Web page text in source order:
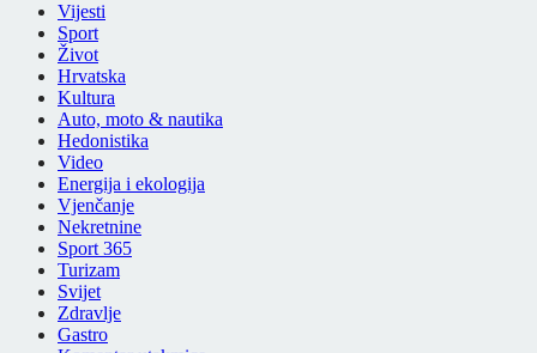
Vijesti
Sport
Život
Hrvatska
Kultura
Auto, moto & nautika
Hedonistika
Video
Energija i ekologija
Vjenčanje
Nekretnine
Sport 365
Turizam
Svijet
Zdravlje
Gastro